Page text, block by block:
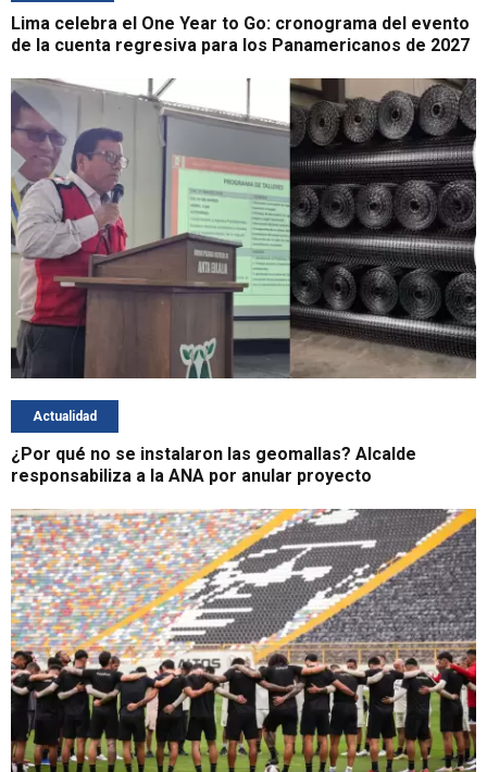
Lima celebra el One Year to Go: cronograma del evento
de la cuenta regresiva para los Panamericanos de 2027
Actualidad
¿Por qué no se instalaron las geomallas? Alcalde
responsabiliza a la ANA por anular proyecto